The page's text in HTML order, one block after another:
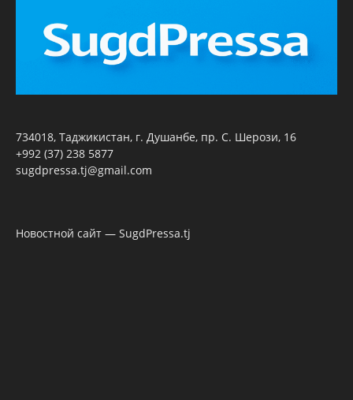
734018, Таджикистан, г. Душанбе, пр. С. Шерози, 16
+992 (37) 238 5877
sugdpressa.tj@gmail.com
Новостной сайт — SugdPressa.tj